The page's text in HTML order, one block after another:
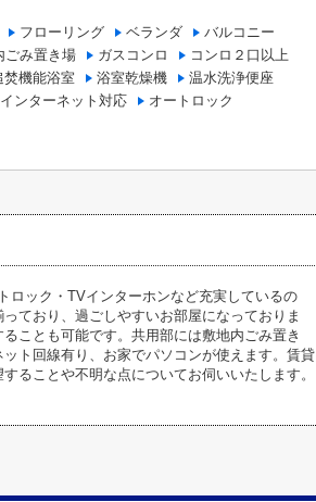
フローリング ベランダ
バルコニー
ごみ置き場 ガスコンロ
コンロ２口以上
焚機能浴室 浴室乾燥機
温水洗浄便座
インターネット対応
オートロック
ロック・TVインターホンなど充実しているの
ており、過ごしやすいお部屋になっておりま
ことも可能です。共用部には敷地内ごみ置き
ト回線有り、お家でパソコンが使えます。賃貸
ることや不明な点についてお伺いいたします。